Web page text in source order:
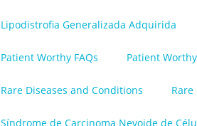
Lipodistrofia Generalizada Adquirida
Patient Worthy FAQs Patient
Rare Diseases and Conditions
Síndrome de Carcinoma Nevoide de